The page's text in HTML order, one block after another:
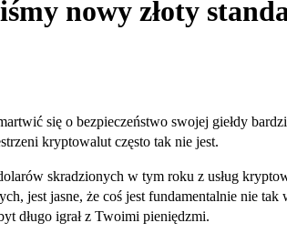
nowy złoty
się o bezpieczeństwo swojej giełdy
kryptowalut często tak nie jest.
skradzionych w tym roku z usług
jest jasne, że coś jest fundamentalnie nie tak
długo igrał z Twoimi pieniędzmi.